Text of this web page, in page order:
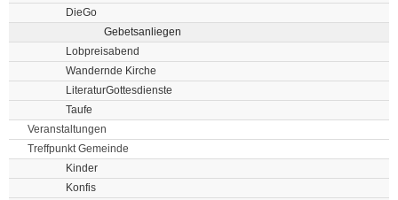
DieGo
Gebetsanliegen
Lobpreisabend
Wandernde Kirche
LiteraturGottesdienste
Taufe
Veranstaltungen
Treffpunkt Gemeinde
Kinder
Konfis